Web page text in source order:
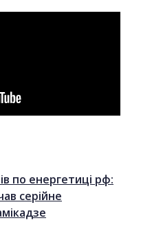
по енергетиці рф:
серійне